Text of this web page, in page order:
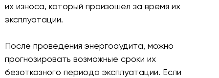
их износа, который произошел за время их
эксплуатации.
После проведения энергоаудита, можно
прогнозировать возможные сроки их
безотказного периода эксплуатации. Если